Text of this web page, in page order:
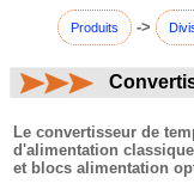
Produits ->
Le convertisseur de
d'alimentation
et blocs alimentation